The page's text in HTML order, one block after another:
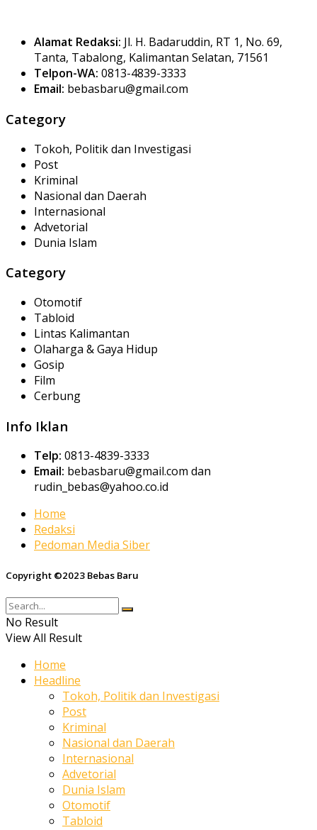
Alamat Redaksi: Jl. H. Badaruddin, RT 1, No. 69,
Tanta, Tabalong, Kalimantan Selatan, 71561
Telpon-WA: 0813-4839-3333
Email: bebasbaru@gmail.com
Category
Tokoh, Politik dan Investigasi
Post
Kriminal
Nasional dan Daerah
Internasional
Advetorial
Dunia Islam
Category
Otomotif
Tabloid
Lintas Kalimantan
Olaharga & Gaya Hidup
Gosip
Film
Cerbung
Info Iklan
Telp: 0813-4839-3333
Email: bebasbaru@gmail.com dan
rudin_bebas@yahoo.co.id
Home
Redaksi
Pedoman Media Siber
Copyright ©2023 Bebas Baru
No Result
View All Result
Home
Headline
Tokoh, Politik dan Investigasi
Post
Kriminal
Nasional dan Daerah
Internasional
Advetorial
Dunia Islam
Otomotif
Tabloid